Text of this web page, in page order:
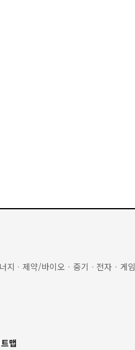
지 · 제약/바이오 · 중기 · 전자 · 게임
맵